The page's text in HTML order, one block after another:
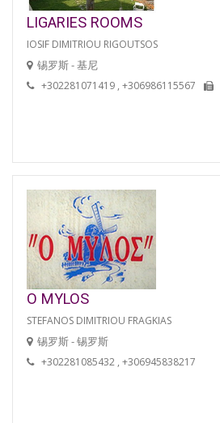
LIGARIES ROOMS
IOSIF DIMITRIOU RIGOUTSOS
锡罗斯 - 基尼
+302281071419 , +306986115567
O MYLOS
STEFANOS DIMITRIOU FRAGKIAS
锡罗斯 - 锡罗斯
+302281085432 , +306945838217